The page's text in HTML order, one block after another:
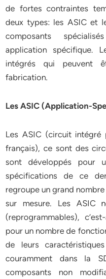
de fortes contraintes
deux types: les ASIC et
composants
application spécifique.
intégrés qui peuvent
fabrication.
Les ASIC (Application-
Les ASIC (circuit
français), ce sont des
sont développés pour
spécifications de ce
regroupe un grand
sur mesure. Les ASIC
(reprogrammables),
pour un nombre de
de leurs
couramment dans la
composants non